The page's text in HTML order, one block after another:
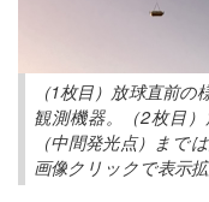
（1枚目）放球直前
観測機器。（2枚目
（中間発光点）まで
画像クリックで表示